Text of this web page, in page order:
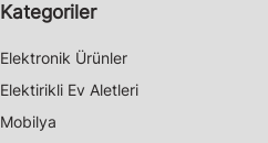
Kategoriler
Elektronik Ürünler
Elektirikli Ev Aletleri
Mobilya